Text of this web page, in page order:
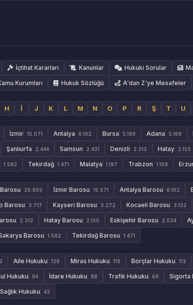
İçtihat Kararları Kanunlar Hukuki Sorular
Kurumları Hukuk Sözlüğü A'dan Z'ye Mesafeler
H İ J K L M N O P R Ş T U
İzmir 15.071 Antalya 6.102 Bursa 5.199 Adana 5.169
Şanlıurfa 2.444 Samsun 2.431 Denizli 2.312 Hatay 2.155
1.582 Tekirdağ 1.471 Malatya 1.187 Trabzon 1.158
26.655 İzmir Barosu 15.071 Antalya Barosu 6.102
Barosu 3.717 Kayseri Barosu 3.272 Kocaeli Barosu 3.132
2.312 Hatay Barosu 2.155 Eskişehir Barosu 2.024
Barosu 1.582 Tekirdağ Barosu 1.471
Aile Hukuku 128 Miras Hukuku 119 Borçlar Hukuku 113
Hukuku 94 İdare Hukuku 88 Trafik Hukuku 69 Sigorta
Sağlık Hukuku 43